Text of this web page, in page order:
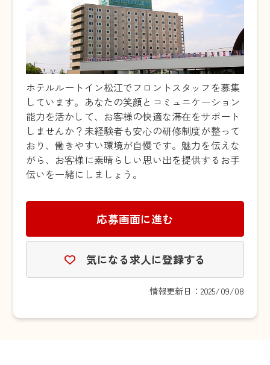
ホテルルートイン松江でフロントスタッフを募集
しています。あなたの笑顔とコミュニケーション
能力を活かして、お客様の快適な滞在をサポート
しませんか？未経験者も安心の研修制度が整って
おり、働きやすい環境が自慢です。魅力を伝えな
がら、お客様に素晴らしい思い出を提供するお手
伝いを一緒にしましょう。
応募画面に進む
気になる求人に登録する
情報更新日：2025/09/08